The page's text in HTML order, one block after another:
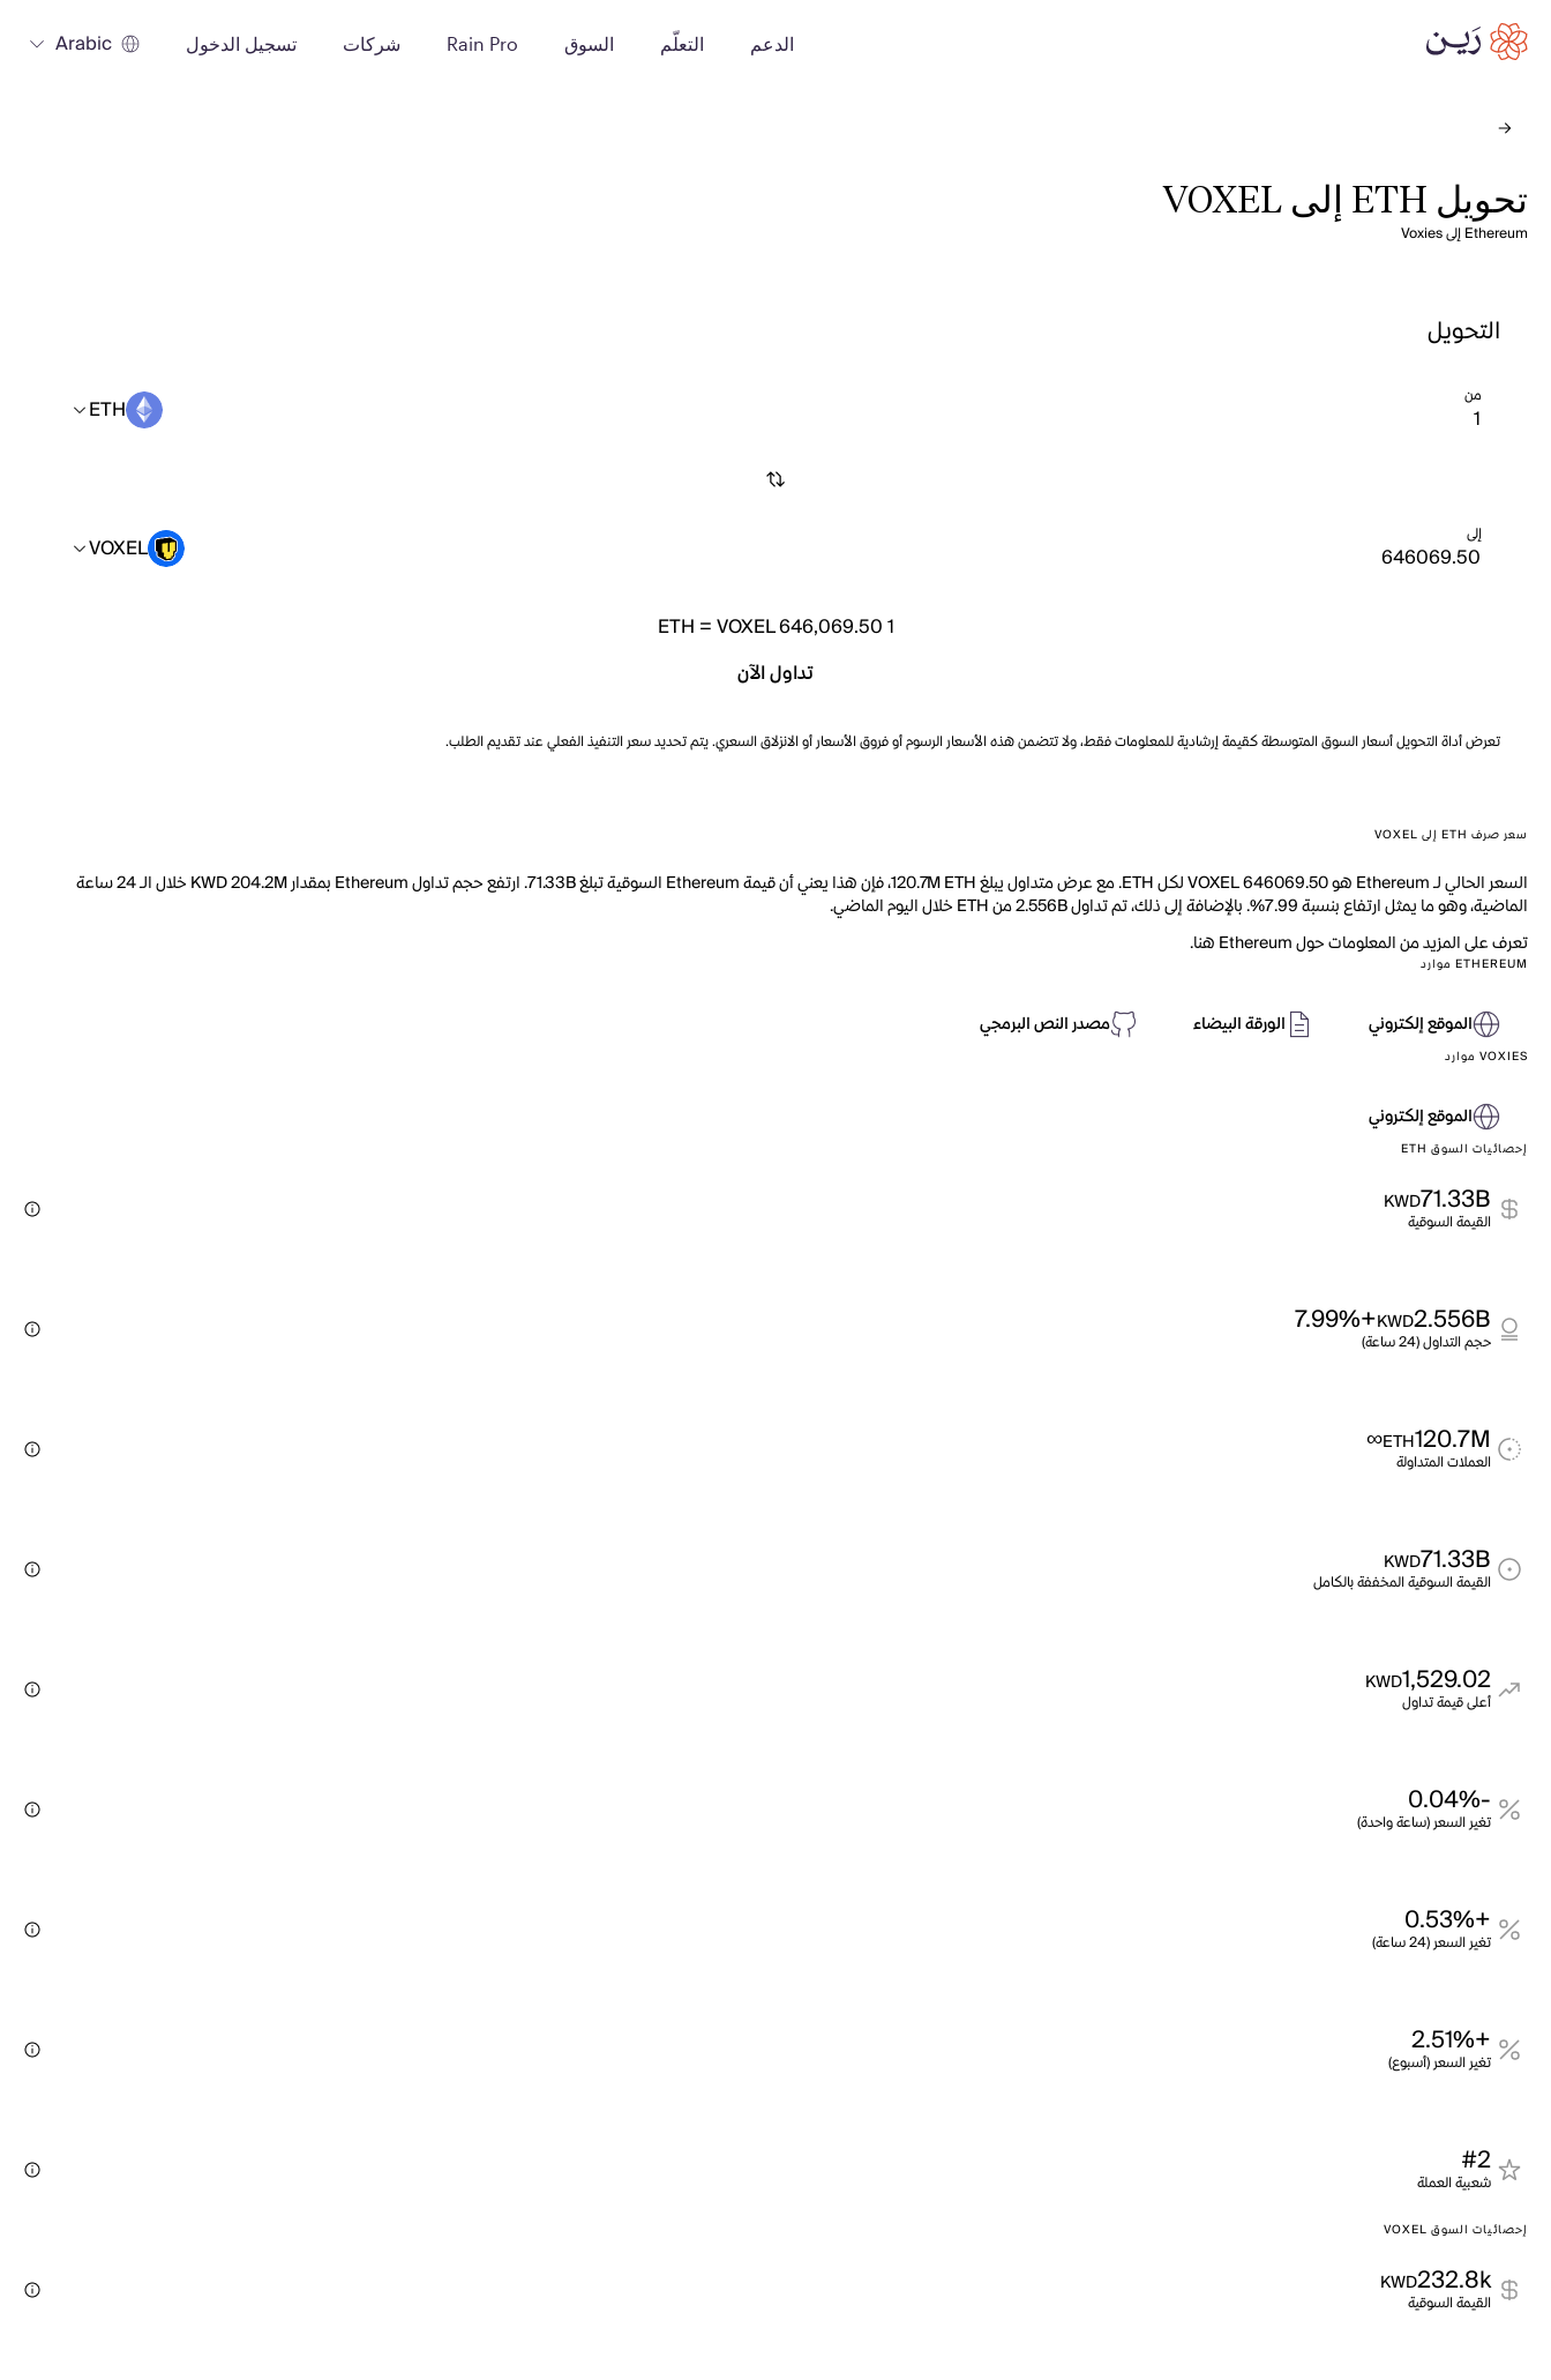
الدعم التعلّم السوق Rain Pro شركات تسجيل الدخول Arabic
تحويل ETH إلى VOXEL
Ethereum إلى Voxies
التحويل
من ETH
إلى VOXEL
1
ETH =VOXEL 646,069.50
تداول الآن
تعرض أداة التحويل أسعار السوق المتوسطة كقيمة إرشادية للمعلومات فقط، ولا تتضمن هذه الأسعار الرسوم أو فروق الأسعار أو الانزلاق السعري. يتم تحديد سعر التنفيذ الفعلي عند تقديم الطلب.
سعر صرف ETH إلى VOXEL
السعر الحالي لـ Ethereum هو VOXEL 646069.50 لكل ETH. مع عرض متداول يبلغ 120.7M ETH، فإن هذا يعني أن قيمة Ethereum السوقية تبلغ 71.33B. ارتفع حجم تداول Ethereum بمقدار KWD 204.2M خلال الـ 24 ساعة
الماضية، وهو ما يمثل ارتفاع بنسبة 7.99%. بالإضافة إلى ذلك، تم تداول 2.556B من ETH خلال اليوم الماضي.
تعرف على المزيد من المعلومات حول Ethereum هنا.
ETHEREUM موارد
الموقع إلكتروني الورقة البيضاء مصدر النص البرمجي
VOXIES موارد
الموقع إلكتروني
إحصائيات السوق ETH
71.33B
KWD
القيمة السوقية
2.556B
KWD
+7.99%
حجم التداول (24 ساعة)
120.7M
ETH
∞
العملات المتداولة
71.33B
KWD
القيمة السوقية المخففة بالكامل
1,529.02
KWD
أعلى قيمة تداول
-0.04%
تغير السعر (ساعة واحدة)
+0.53%
تغير السعر (24 ساعة)
+2.51%
تغير السعر (أسبوع)
#2
شعبية العملة
إحصائيات السوق VOXEL
232.8k
KWD
القيمة السوقية